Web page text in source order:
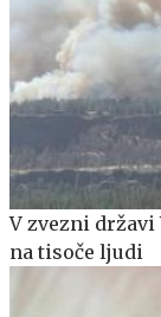
V zvezni
na tisoče ljudi